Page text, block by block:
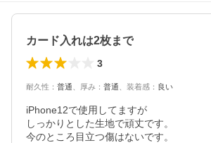
カード入れは2枚まで
3
耐久性 ： 普通 厚み ： 普通 装着感 ： 良い
iPhone12で使用してますが
しっかりとした生地で頑丈です。
今のところ目立つ傷はないです。